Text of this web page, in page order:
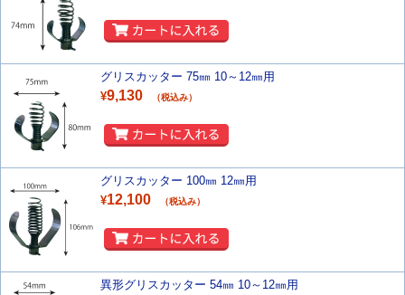
グリスカッター 75㎜ 10～12㎜用
¥9,130 （税込み）
グリスカッター 100㎜ 12㎜用
¥12,100 （税込み）
異形グリスカッター 54㎜ 10～12㎜用